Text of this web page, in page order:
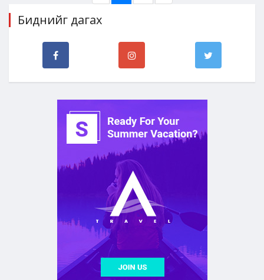
Биднийг дагах